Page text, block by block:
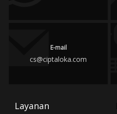
E-mail
cs@ciptaloka.com
Layanan